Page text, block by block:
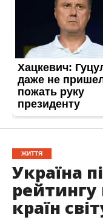
ЖИТТЯ
Україна
країн